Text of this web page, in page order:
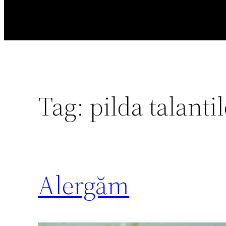
Tag: pilda
Alergăm